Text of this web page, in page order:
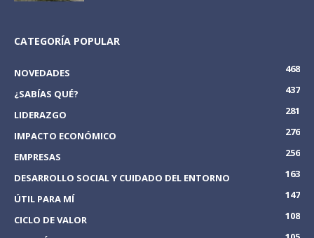
CATEGORÍA POPULAR
NOVEDADES
468
¿SABÍAS QUÉ?
437
LIDERAZGO
281
IMPACTO ECONÓMICO
276
EMPRESAS
256
DESARROLLO SOCIAL Y CUIDADO DEL ENTORNO
163
ÚTIL PARA MÍ
147
CICLO DE VALOR
108